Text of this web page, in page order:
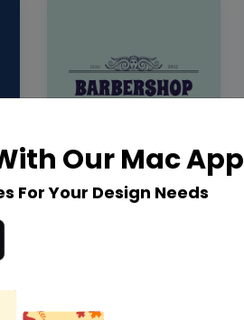
Our Mac App
For Your Design Needs